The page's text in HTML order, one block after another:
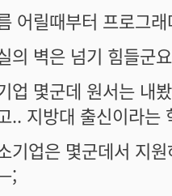
어릴때부터 프로그
의 벽은 넘기 힘들군
업 몇군데 원서는 내
.. 지방대 출신이라는
기업은 몇군데서 지
;